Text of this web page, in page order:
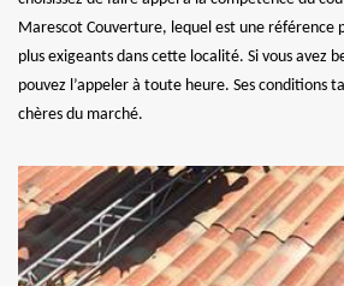
Marescot Couverture, lequel est une référence
plus exigeants dans cette localité. Si vous avez
pouvez l’appeler à toute heure. Ses conditions
chères du marché.